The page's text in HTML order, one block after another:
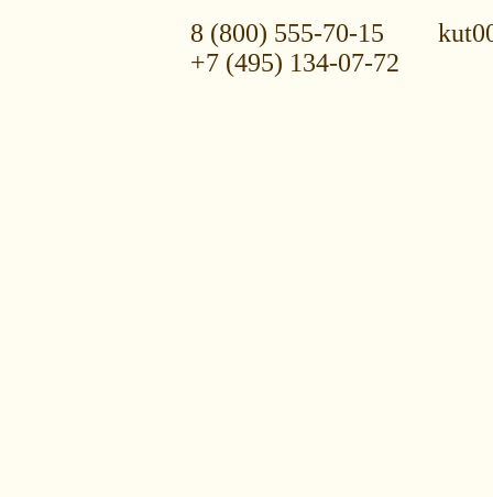
8 (800) 555-70-15
+7 (495) 134-07-72